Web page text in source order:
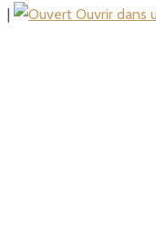
Ouvrir dans